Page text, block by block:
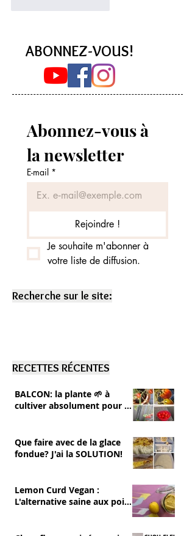
ABONNEZ-VOUS!
Abonnez-vous à
la newsletter
E-mail *
Rejoindre !
Je souhaite m'abonner à
votre liste de diffusion.
Recherche sur le site:
RECETTES RÉCENTES
BALCON: la plante 🌱 à
cultiver absolument pour se
Que faire avec de la glace
fondue? J'ai la SOLUTION!
Lemon Curd Vegan :
L'alternative saine aux pois